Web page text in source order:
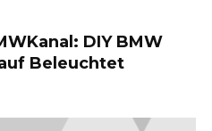
DIY BMW
Beleuchtet